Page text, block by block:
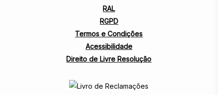
RAL
RGPD
Termos e Condições
Acessibilidade
Direito de Livre Resolução